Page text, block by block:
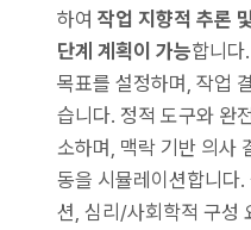
하여 작업 지향적 추론
단계 계획이 가능합니다
목표를 설정하며, 작업
습니다. 정적 도구와 완
소하며, 맥락 기반 의사
동을 시뮬레이션합니다
션, 심리/사회학적 구성